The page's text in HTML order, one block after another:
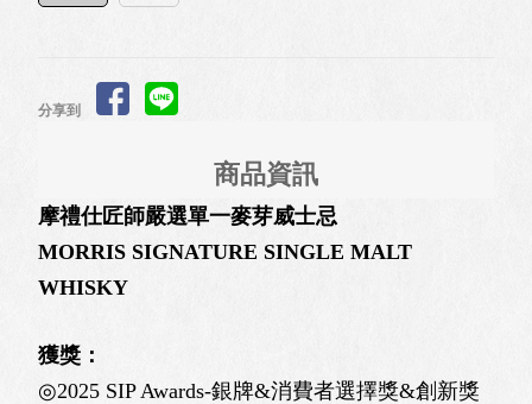
分享到
商品資訊
摩禮仕匠師嚴選單⼀麥芽威士忌
MORRIS SIGNATURE SINGLE MALT
WHISKY
獲獎：
◎2025 SIP Awards-銀牌&消費者選擇獎&創新獎